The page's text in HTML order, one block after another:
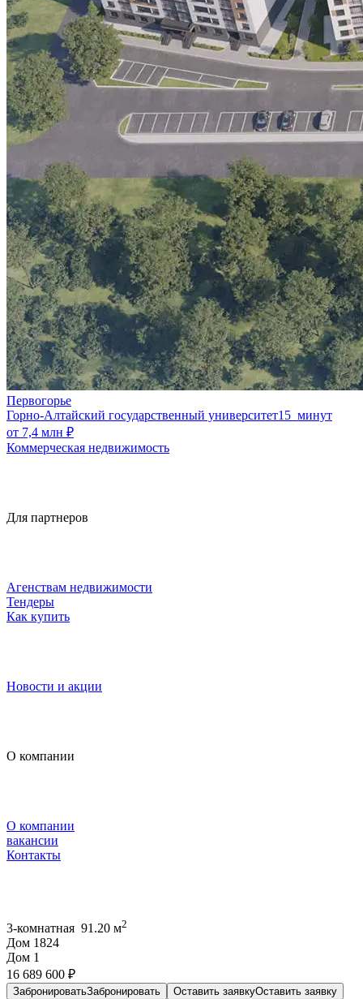
Первогорье
Горно-Алтайский государственный университет15 минут
от 7,4 млн ₽
Коммерческая недвижимость
Для партнеров
Агенствам недвижимости
Тендеры
Как купить
Новости и акции
О компании
О компании
вакансии
Контакты
3-комнатная 91.20 м2
Дом 1824
Дом 1
16 689 600 ₽
ЗабронироватьЗабронировать Оставить заявкуОставить заявку